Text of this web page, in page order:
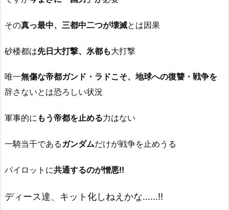
その真っ最中、三都中二つが壊滅とは因果
砂楼都は先日大打撃、氷都も大打撃
唯一無傷な帝都ガンド・ラドこそ、地球への復讐・戦争を
辞さないとは恐ろしい状況
軍事的に もう帝都を止める力はない
一騎当千であるガンダムだけが戦争を止めうる
パイロットに共通するのが憎悪!!
ディース達、キット化しねえかな……!!